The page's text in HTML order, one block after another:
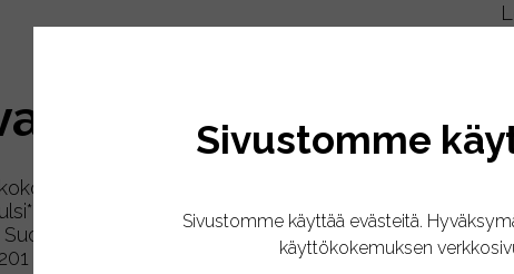
10kpl teepussia
sitruunamelissa*, laventeli*, fenkoli*, salvia*,
Sivustomme
Sivustomme käyttää evästeitä.
käyttökokemuksen